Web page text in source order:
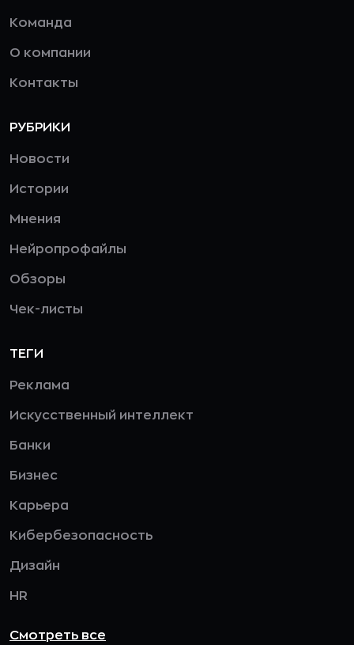
Команда
О компании
Контакты
РУБРИКИ
Новости
Истории
Мнения
Нейропрофайлы
Обзоры
Чек-листы
ТЕГИ
Реклама
Искусственный интеллект
Банки
Бизнес
Карьера
Кибербезопасность
Дизайн
HR
Смотреть все